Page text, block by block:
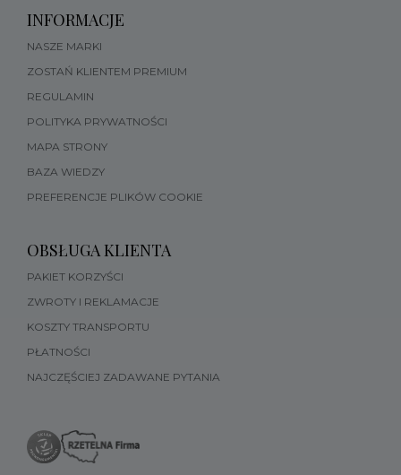
INFORMACJE
NASZE MARKI
ZOSTAŃ KLIENTEM PREMIUM
REGULAMIN
POLITYKA PRYWATNOŚCI
MAPA STRONY
BAZA WIEDZY
PREFERENCJE PLIKÓW COOKIE
OBSŁUGA KLIENTA
PAKIET KORZYŚCI
ZWROTY I REKLAMACJE
KOSZTY TRANSPORTU
PŁATNOŚCI
NAJCZĘŚCIEJ ZADAWANE PYTANIA